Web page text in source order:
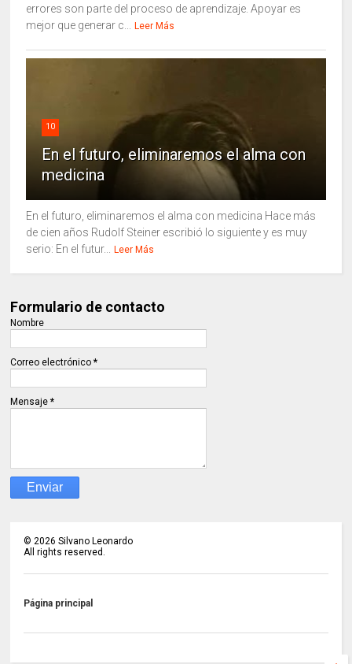
errores son parte del proceso de aprendizaje. Apoyar es
mejor que generar c... Leer Más
10
En el futuro, eliminaremos el alma con
medicina
En el futuro, eliminaremos el alma con medicina Hace más
de cien años Rudolf Steiner escribió lo siguiente y es muy
serio: En el futur... Leer Más
Formulario de contacto
Nombre
Correo electrónico*
Mensaje*
©2026 Silvano Leonardo
All rights reserved.
Página principal